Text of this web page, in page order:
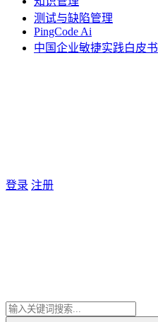
测试与缺陷管理
PingCode Ai
中国企业敏捷实践白皮书
登录 注册